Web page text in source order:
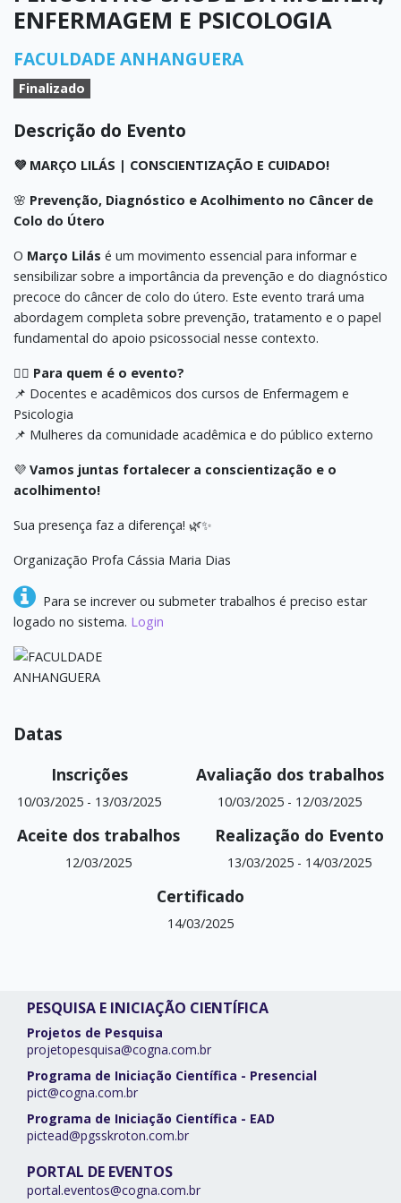
ENFERMAGEM E PSICOLOGIA
FACULDADE ANHANGUERA
Finalizado
Descrição do Evento
💜 MARÇO LILÁS | CONSCIENTIZAÇÃO E CUIDADO!
🌸 Prevenção, Diagnóstico e Acolhimento no Câncer de
Colo do Útero
O Março Lilás é um movimento essencial para informar e
sensibilizar sobre a importância da prevenção e do diagnóstico
precoce do câncer de colo do útero. Este evento trará uma
abordagem completa sobre prevenção, tratamento e o papel
fundamental do apoio psicossocial nesse contexto.
👩‍⚕️ Para quem é o evento?
📌 Docentes e acadêmicos dos cursos de Enfermagem e
Psicologia
📌 Mulheres da comunidade acadêmica e do público externo
💜 Vamos juntas fortalecer a conscientização e o
acolhimento!
Sua presença faz a diferença! 🌿✨
Organização Profa Cássia Maria Dias
Para se increver ou submeter trabalhos é preciso estar
logado no sistema. Login
Datas
Inscrições
10/03/2025 - 13/03/2025
Avaliação dos trabalhos
10/03/2025 - 12/03/2025
Aceite dos trabalhos
12/03/2025
Realização do Evento
13/03/2025- 14/03/2025
Certificado
14/03/2025
PESQUISA E INICIAÇÃO CIENTÍFICA
Projetos de Pesquisa
projetopesquisa@cogna.com.br
Programa de Iniciação Científica - Presencial
pict@cogna.com.br
Programa de Iniciação Científica - EAD
pictead@pgsskroton.com.br
PORTAL DE EVENTOS
portal.eventos@cogna.com.br